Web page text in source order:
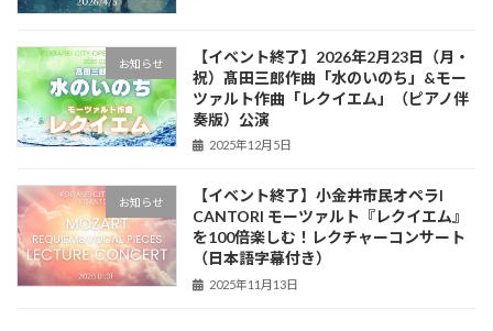
お知らせ
【イベント終了】2026年2月23日（月・
祝）髙田三郎作曲「水のいのち」&モー
ツァルト作曲「レクイエム」（ピアノ伴
奏版）公演
2025年12月5日
お知らせ
【イベント終了】小金井市民オペラI
CANTORI モーツァルト『レクイエム』
を100倍楽しむ！レクチャーコンサート
（日本語字幕付き）
2025年11月13日